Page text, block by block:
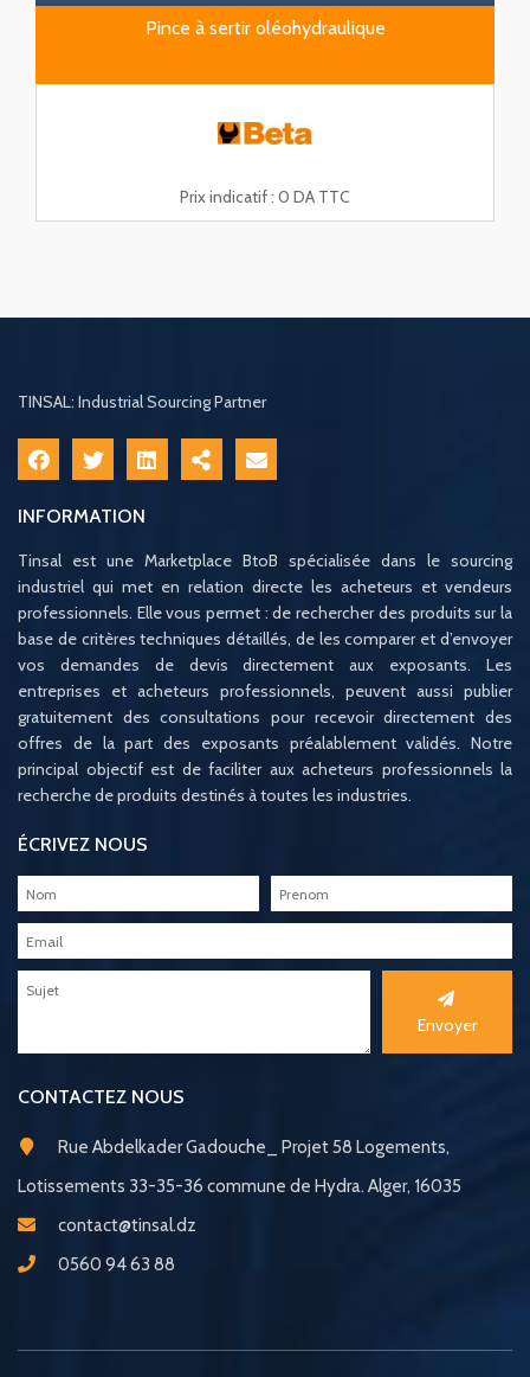
Pince à sertir oléohydraulique
Prix indicatif : 0 DA TTC
TINSAL: Industrial Sourcing Partner
INFORMATION
Tinsal est une Marketplace BtoB spécialisée dans le sourcing
industriel qui met en relation directe les acheteurs et vendeurs
professionnels. Elle vous permet : de rechercher des produits sur la
base de critères techniques détaillés, de les comparer et d’envoyer
vos demandes de devis directement aux exposants. Les
entreprises et acheteurs professionnels, peuvent aussi publier
gratuitement des consultations pour recevoir directement des
offres de la part des exposants préalablement validés. Notre
principal objectif est de faciliter aux acheteurs professionnels la
recherche de produits destinés à toutes les industries.
ÉCRIVEZ NOUS
Envoyer
CONTACTEZ NOUS
Rue Abdelkader Gadouche_ Projet 58 Logements,
Lotissements 33-35-36 commune de Hydra. Alger, 16035
contact@tinsal.dz
0560 94 63 88